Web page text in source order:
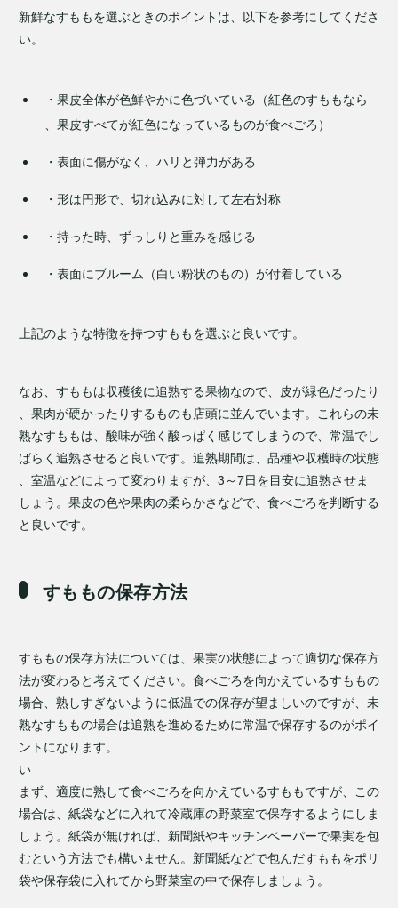
新鮮なすももを選ぶときのポイントは、以下を参考にしてくださ
い。
・果皮全体が色鮮やかに色づいている（紅色のすももなら
、果皮すべてが紅色になっているものが食べごろ）
・表面に傷がなく、ハリと弾力がある
・形は円形で、切れ込みに対して左右対称
・持った時、ずっしりと重みを感じる
・表面にブルーム（白い粉状のもの）が付着している
上記のような特徴を持つすももを選ぶと良いです。
なお、すももは収穫後に追熟する果物なので、皮が緑色だったり
、果肉が硬かったりするものも店頭に並んでいます。これらの未
熟なすももは、酸味が強く酸っぱく感じてしまうので、常温でし
ばらく追熟させると良いです。追熟期間は、品種や収穫時の状態
、室温などによって変わりますが、3～7日を目安に追熟させま
しょう。果皮の色や果肉の柔らかさなどで、食べごろを判断する
と良いです。
すももの保存方法
すももの保存方法については、果実の状態によって適切な保存方
法が変わると考えてください。食べごろを向かえているすももの
場合、熟しすぎないように低温での保存が望ましいのですが、未
熟なすももの場合は追熟を進めるために常温で保存するのがポイ
ントになります。
い
まず、適度に熟して食べごろを向かえているすももですが、この
場合は、紙袋などに入れて冷蔵庫の野菜室で保存するようにしま
しょう。紙袋が無ければ、新聞紙やキッチンペーパーで果実を包
むという方法でも構いません。新聞紙などで包んだすももをポリ
袋や保存袋に入れてから野菜室の中で保存しましょう。